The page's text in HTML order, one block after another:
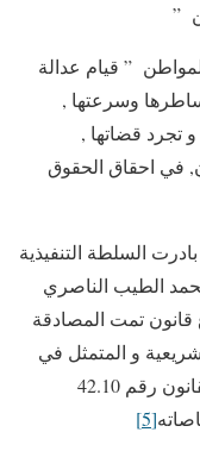
”
” قيام عدالة
وسرعتها ,
تجرد قضاتها ,
في احقاق الحقوق
السلطة التنفيذية
الطيب الناصري
تمت المصادقة
و المتمثل في
قانون قضاء القرب الذي صدر بمقتضى القانون رقم 42.10
[5]